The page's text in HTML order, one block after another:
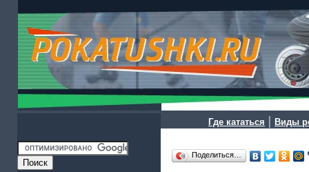
Где кататься | Виды
Поделиться…